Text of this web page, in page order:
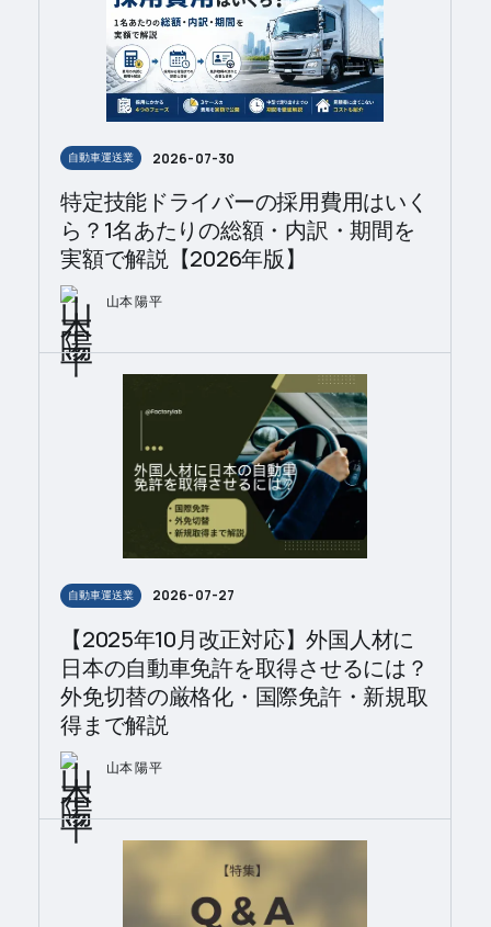
自動車運送業 2026-07-30
特定技能ドライバーの採用費用はいく
ら？1名あたりの総額・内訳・期間を
実額で解説【2026年版】
山本 陽平
自動車運送業 2026-07-27
【2025年10月改正対応】外国人材に
日本の自動車免許を取得させるには？
外免切替の厳格化・国際免許・新規取
得まで解説
山本 陽平